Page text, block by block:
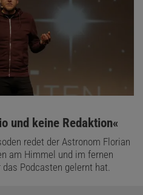
und keine Redaktion«
redet der Astronom Florian
am Himmel und im fernen
Podcasten gelernt hat.